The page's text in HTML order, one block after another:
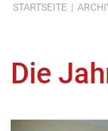
STARTSEITE |
Die